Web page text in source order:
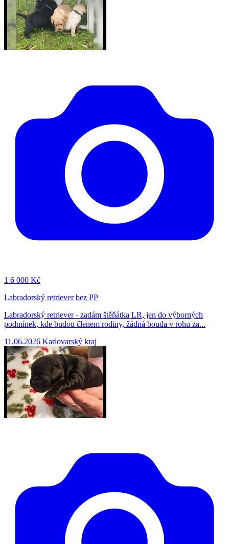
1 6 000 Kč
Labradorský retriever bez PP
Labradorský retriever - zadám štěňátka LR, jen do výborných
podmínek, kde budou členem rodiny, žádná bouda v rohu za...
11.06.2026 Karlovarský kraj